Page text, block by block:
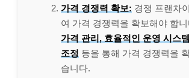
가격 경쟁력 확보: 경쟁 프랜차
여 가격 경쟁력을 확보해야 합니
가격 관리, 효율적인 운영 시스
조정 등을 통해 가격 경쟁력을
습니다.